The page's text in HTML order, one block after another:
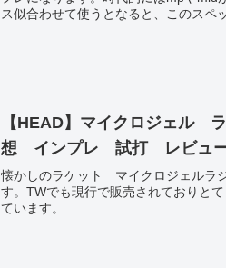
ス似合わせて使うとなると、このスペ
【HEAD】マイクロジェル
想 インプレ 試打 レビュ
懐かしのラケット マイクロジェルラ
す。TWでも現行で販売されておりと
ています。